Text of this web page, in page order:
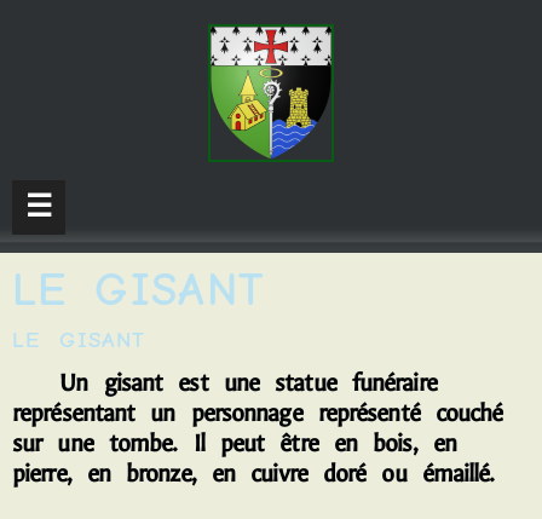
☰
LE GISANT
LE GISANT
Un gisant est une statue funéraire
représentant un personnage représenté couché
sur une tombe. Il peut être en bois, en
pierre, en bronze, en cuivre doré ou émaillé.